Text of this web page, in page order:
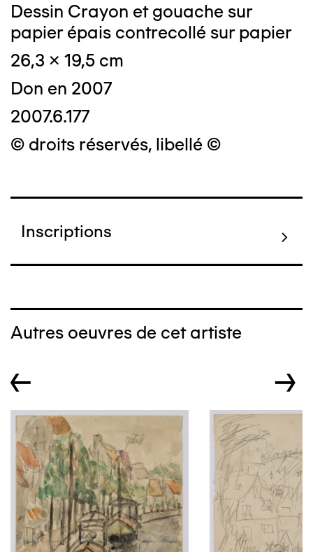
Dessin Crayon et gouache sur
papier épais contrecollé sur papier
26,3 x 19,5 cm
Don en 2007
2007.6.177
© droits réservés, libellé ©
Inscriptions
Autres oeuvres de cet artiste
← →